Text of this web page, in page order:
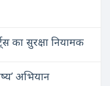
का सुरक्षा नियामक
अभियान